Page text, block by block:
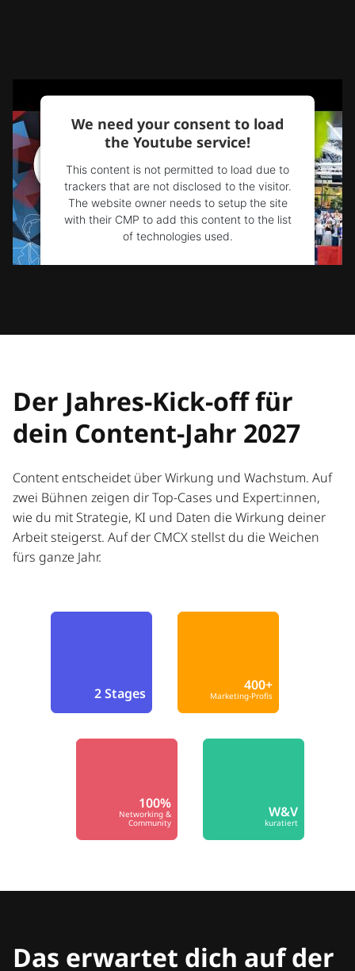
We need your consent to load
the Youtube service!
This content is not permitted to load due to
trackers that are not disclosed to the visitor.
The website owner needs to setup the site
with their CMP to add this content to the list
of technologies used.
Powered byUsercentrics Consent
Der Jahres-Kick-off für
dein Content-Jahr 2027
Content entscheidet über Wirkung und Wachstum. Auf
zwei Bühnen zeigen dir Top-Cases und Expert:innen,
wie du mit Strategie, KI und Daten die Wirkung deiner
Arbeit steigerst. Auf der CMCX stellst du die Weichen
fürs ganze Jahr.
2 Stages 400+
Marketing-Profis
100%
Networking &
Community
W&V
kuratiert
Das erwartet dich auf der